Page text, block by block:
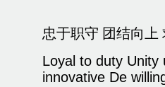
忠于职守 团结向上
Loyal to duty Unity
innovative De